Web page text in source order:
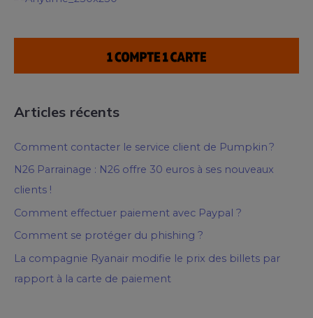
Articles récents
Comment contacter le service client de Pumpkin ?
N26 Parrainage : N26 offre 30 euros à ses nouveaux
clients !
Comment effectuer paiement avec Paypal ?
Comment se protéger du phishing ?
La compagnie Ryanair modifie le prix des billets par
rapport à la carte de paiement